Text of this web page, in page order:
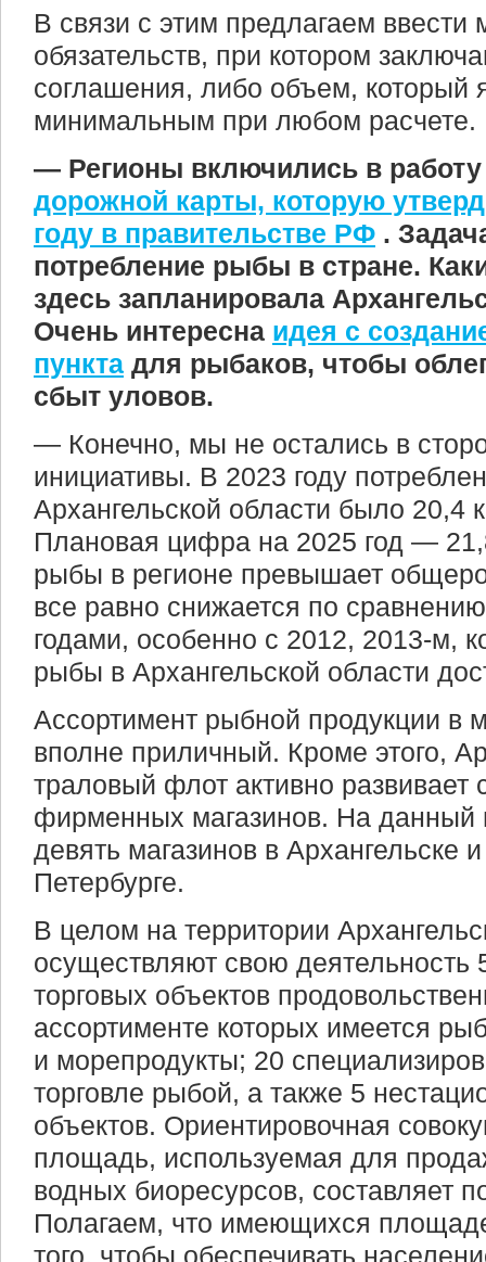
В связи с этим предлагаем
обязательств, при котором
соглашения, либо объем, который
минимальным при любом расчете.
— Регионы включились в работу
дорожной карты, которую
году в правительстве РФ .
потребление рыбы в стране.
здесь запланировала
Очень интересна идея с
пункта для рыбаков, чтобы
сбыт уловов.
— Конечно, мы не остались в
инициативы. В 2023 году
Архангельской области было 20,4
Плановая цифра на 2025 год —
рыбы в регионе превышает
все равно снижается по
годами, особенно с 2012, 2013-м,
рыбы в Архангельской области
Ассортимент рыбной продукции в
вполне приличный. Кроме этого,
траловый флот активно развивает
фирменных магазинов. На данный
девять магазинов в Архангельске
Петербурге.
В целом на территории
осуществляют свою деятельность
торговых объектов
ассортименте которых имеется
и морепродукты; 20
торговле рыбой, а также 5
объектов. Ориентировочная
площадь, используемая для
водных биоресурсов, составляет
Полагаем, что имеющихся
того, чтобы обеспечивать